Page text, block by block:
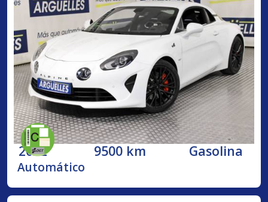
2022 9500 km Gasolina
Automático